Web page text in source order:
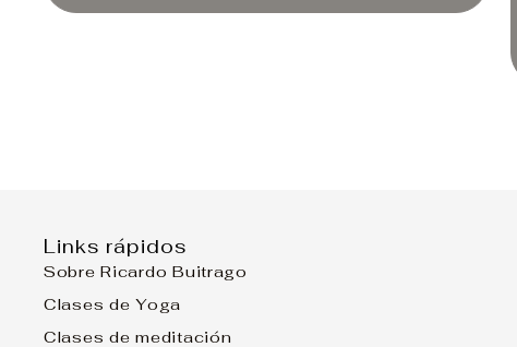
nervioso. En esta serie trabajaremos
estiramientos para el Psoas-Iliaco y
activaciones de la musculatura antagonista